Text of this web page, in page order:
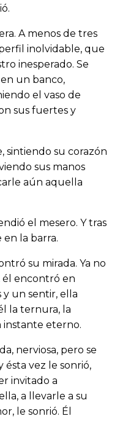
A menos de tres
inolvidable, que
inesperado. Se
un banco,
el vaso de
sus fuertes y
sintiendo su corazón
sus manos
aún aquella
el mesero. Y tras
la barra.
su mirada. Ya no
él encontró en
un sentir, ella
la ternura, la
instante eterno.
nerviosa, pero se
vez le sonrió,
invitado a
a llevarle a su
le sonrió. Él